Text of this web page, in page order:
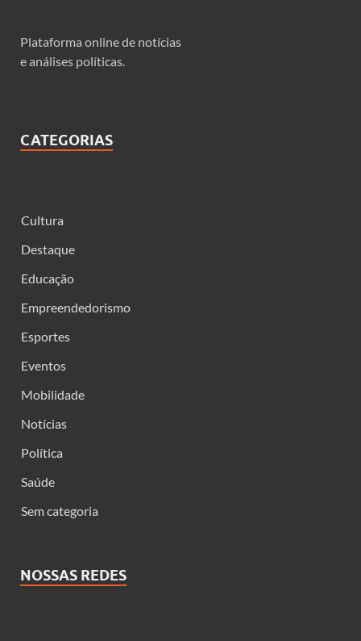
Plataforma online de notícias
e análises políticas.
CATEGORIAS
Cultura
Destaque
Educação
Empreendedorismo
Esportes
Eventos
Mobilidade
Notícias
Política
Saúde
Sem categoria
NOSSAS REDES